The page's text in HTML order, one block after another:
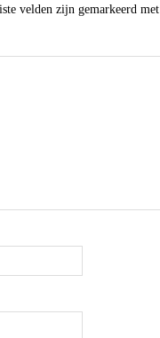
velden zijn gemarkeerd met